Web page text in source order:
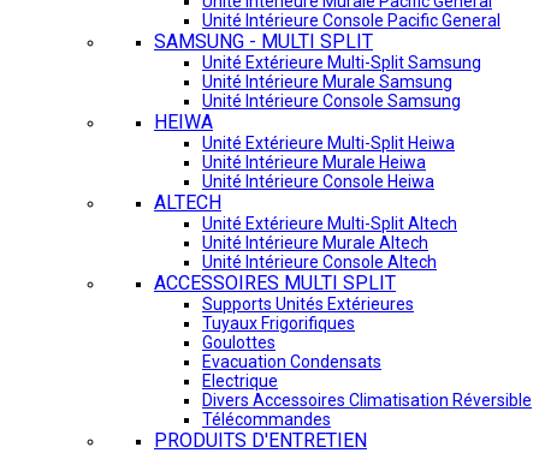
Unité Intérieure Console Pacific General
SAMSUNG - MULTI SPLIT
Unité Extérieure Multi-Split Samsung
Unité Intérieure Murale Samsung
Unité Intérieure Console Samsung
HEIWA
Unité Extérieure Multi-Split Heiwa
Unité Intérieure Murale Heiwa
Unité Intérieure Console Heiwa
ALTECH
Unité Extérieure Multi-Split Altech
Unité Intérieure Murale Altech
Unité Intérieure Console Altech
ACCESSOIRES MULTI SPLIT
Supports Unités Extérieures
Tuyaux Frigorifiques
Goulottes
Evacuation Condensats
Electrique
Divers Accessoires Climatisation Réversible
Télécommandes
PRODUITS D'ENTRETIEN